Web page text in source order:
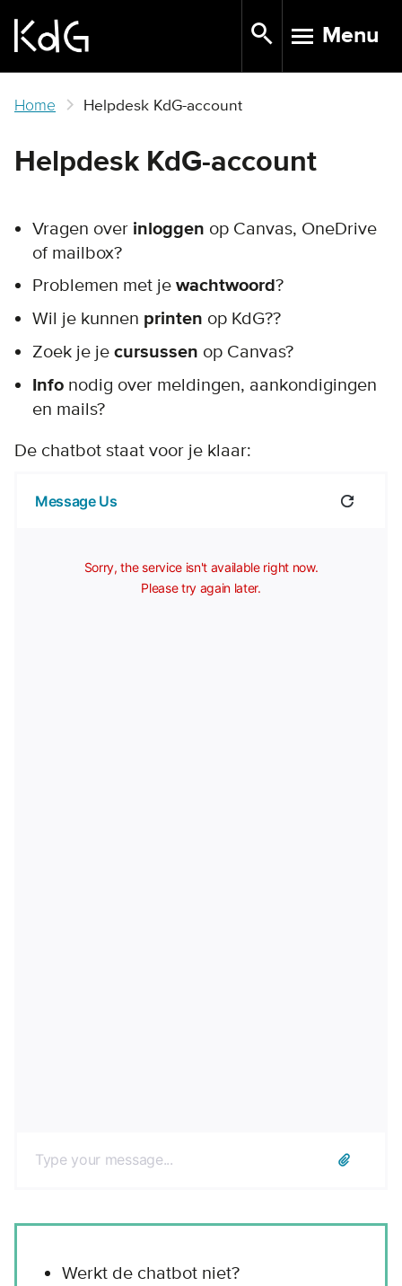
main
TOGGLE
Menu
Home Helpdesk KdG-account
Helpdesk KdG-account
Vragen over inloggen op Canvas, OneDrive
of mailbox?
Problemen met je wachtwoord?
Wil je kunnen printen op KdG??
Zoek je je cursussen op Canvas?
Info nodig over meldingen, aankondigingen
en mails?
De chatbot staat voor je klaar:
Werkt de chatbot niet?